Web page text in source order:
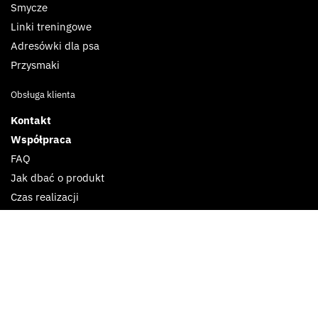
Smycze
Linki treningowe
Adresówki dla psa
Przysmaki
Obsługa klienta
Kontakt
Współpraca
FAQ
Jak dbać o produkt
Czas realizacji